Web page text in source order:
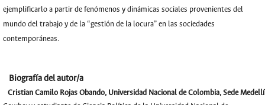
ejemplificarlo a partir de fenómenos y dinámicas sociales provenientes del
mundo del trabajo y de la “gestión de la locura” en las sociedades
contemporáneas.
Biografía del autor/a
Cristian Camilo Rojas Obando, Universidad Nacional de Colombia, Sede